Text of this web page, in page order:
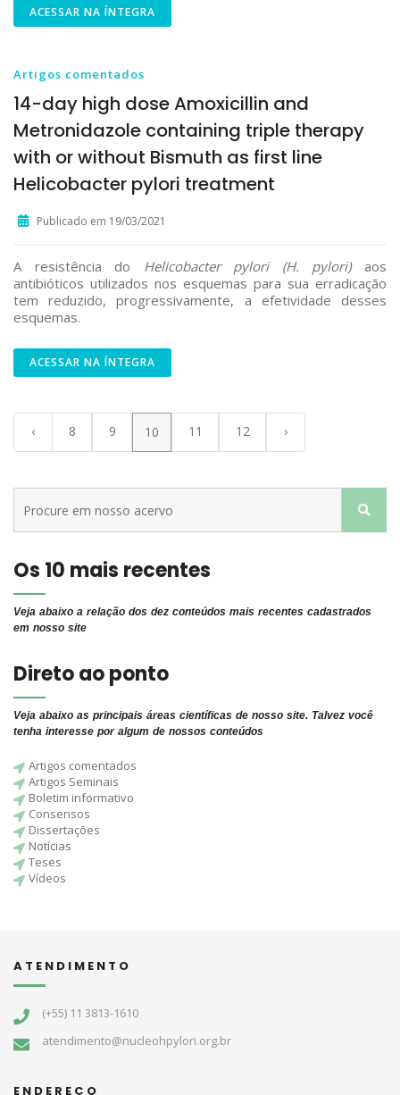
ACESSAR NA ÍNTEGRA
Artigos comentados
14-day high dose Amoxicillin and
Metronidazole containing triple therapy
with or without Bismuth as first line
Helicobacter pylori treatment
Publicado em 19/03/2021
A resistência do Helicobacter pylori (H. pylori)aos
antibióticos utilizados nos esquemas para sua erradicação
tem reduzido, progressivamente, a efetividade desses
esquemas.
ACESSAR NA ÍNTEGRA
‹ 8 9 10 11 12 ›
Os 10 mais recentes
Veja abaixo a relação dos dez conteúdos mais recentes cadastrados
em nosso site
Direto ao ponto
Veja abaixo as principais áreas científicas de nosso site. Talvez você
tenha interesse por algum de nossos conteúdos
Artigos comentados
Artigos Seminais
Boletim informativo
Consensos
Dissertações
Notícias
Teses
Vídeos
ATENDIMENTO
(+55) 11 3813-1610
atendimento@nucleohpylori.org.br
ENDEREÇO